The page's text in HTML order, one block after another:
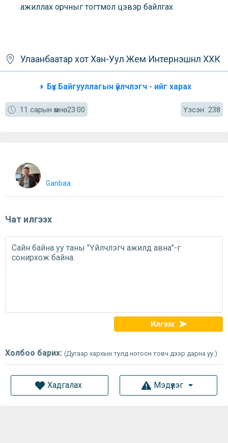
ажиллах орчныг тогтмол цэвэр байлгах
Улаанбаатар хотХан-Уул Жем Интернэшнл ХХК
Бүх Байгууллагын үйлчлэгч - ийг харах
11 сарын өмнө 23:00 Үзсэн: 238
Ganbaa
Чат илгээх
Илгээх
Холбоо барих: (Дугаар хархын тулд ногоон товч дээр дарна уу.)
Хадгалах Мэдүүлэг